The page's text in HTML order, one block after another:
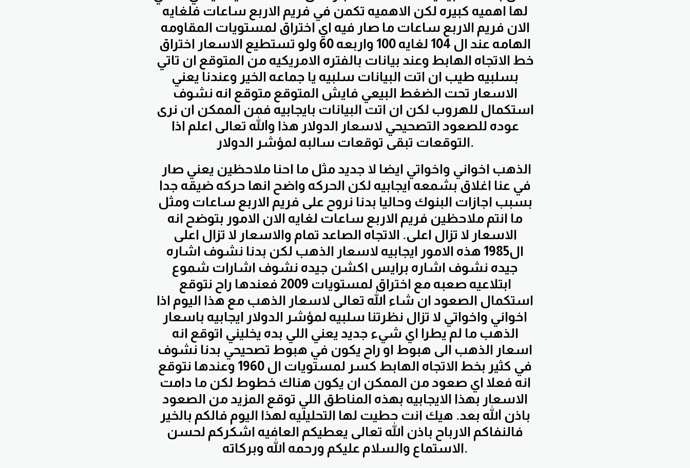
لها اهميه كبيره لكن الاهميه تكمن في فريم الاربع ساعات فلغايه
الان فريم الاربع ساعات ما صار فيه اي اختراق لمستويات المقاومه
الهامه عند ال 104 لغايه 100 واربعه 60 ولو تستطيع الاسعار اختراق
خط الاتجاه الهابط وعند بيانات بالفتره الامريكيه من المتوقع ان تاتي
بسلبيه طيب ان اتت البيانات سلبيه يا جماعه الخير وعندنا يعني
الاسعار تحت الضغط البيعي فايش المتوقع متوقع انه نشوف
استكمال للهروب لكن ان اتت البيانات بايجابيه فمن الممكن ان نرى
عوده للصعود التصحيحي لاسعار الدولار هذا والله تعالى اعلم اذا
التوقعات تبقى توقعات سالبه لمؤشر الدولار.
في عنا اغلاق بشمعه ايجابيه لكن الحركه واضح انها حركه ضيقه جدا
بسبب اجازات البنوك وحاليا بدنا نروح على فريم الاربع ساعات ومثل
ما انتم ملاحظين فريم الاربع ساعات لغايه الان الامور بتوضح انه
الاسعار لا تزال اعلى. الاتجاه الصاعد تمام والاسعار لا تزال اعلى
ال1985 هذه الامور ايجابيه لاسعار الذهب لكن بدنا نشوف اشاره
جيده نشوف اشاره برايس اكشن جيده نشوف اشارات شموع
ابتلاعيه صعبه مع اختراق لمستويات 2009 فعندها راح نتوقع
استكمال الصعود ان شاء الله تعالى لاسعار الذهب مع هذا اليوم اذا
اخواني واخواتي لا تزال نظرتنا سلبيه لمؤشر الدولار ايجابيه باسعار
الذهب ما لم يطرا اي شيء جديد يعني اللي بده يخليني اتوقع انه
اسعار الذهب الى هبوط او راح يكون في هبوط تصحيحي بدنا نشوف
في كثير بخط الاتجاه الهابط كسر لمستويات ال 1960 وعندها نتوقع
انه فعلا اي صعود من الممكن ان يكون هناك خطوط لكن ما دامت
الاسعار بهذا الايجابيه بهذه المناطق اللي توقع المزيد من الصعود
باذن الله بعد. هيك انت حطيت لها التحليليه لهذا اليوم فالكم بالخير
فالنفاكم الارباح باذن الله تعالى يعطيكم العافيه اشكركم لحسن
الاستماع والسلام عليكم ورحمه الله وبركاته.